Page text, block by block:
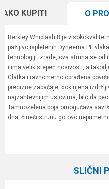
KUPITI O
Berkley Whiplash 8 je
pažljivo ispletenih Dyneema PE
tehnologiji izrade, ova struna se
i ima velik stepen nosivosti, a
Glatka i ravnomerno obrađena
precizne zabačaje, dok njena
najzahtevnijim uslovima, bilo da
Tamnozelena boja omogućava
dna, čineći strunu gotovo
SLIČNI